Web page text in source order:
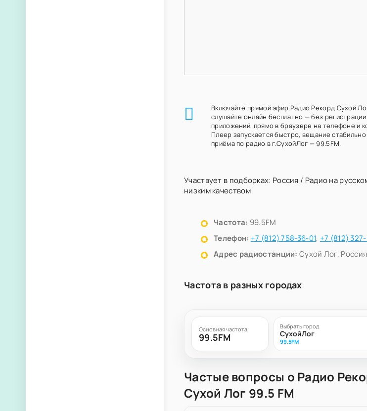
Включайте прямой эфир Радио Рекорд Сухой
слушайте онлайн бесплатно — без регистрации
приложений, прямо в браузере на телефоне и
Плеер запускается быстро, вещание
приёма по радио в г.СухойЛог — 99.5FM.
Участвует в подборках: Россия / Радио на
низким качеством
Частота: 99.5FM
Телефон: +7 (812) 758-36-01, +7 (812)
Адрес радиостанции: Сухой Лог, Россия
Частота в разных городах
Основная частота
99.5FM
Выбрать город
СухойЛог
99.5FM
Частые вопросы о Радио
Сухой Лог 99.5 FM